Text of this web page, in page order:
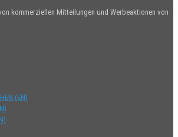
kommerziellen Mitteilungen und Werbeaktionen von
(EN)